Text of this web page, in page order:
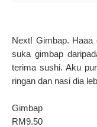
Next! Gimbap.
suka gimbap
terima sushi. Aku
ringan dan nasi dia
Gimbap
RM9.50